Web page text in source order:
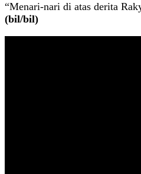
“Menari-nari di atas derita
(bil/bil)